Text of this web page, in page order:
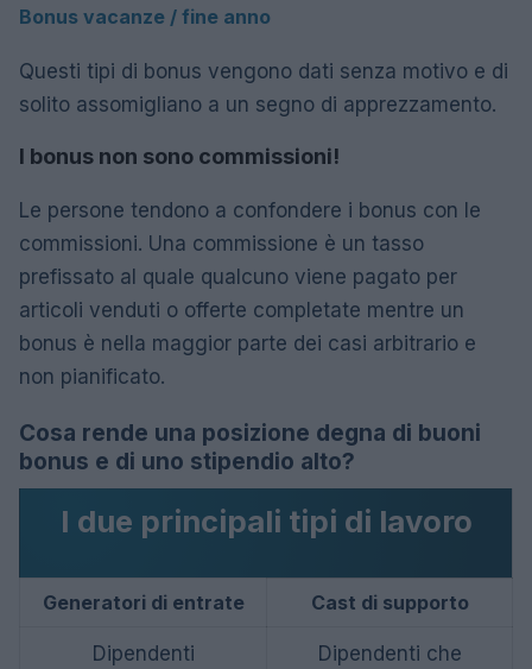
Bonus vacanze / fine anno
Questi tipi di bonus vengono dati senza motivo e di
solito assomigliano a un segno di apprezzamento.
I bonus non sono commissioni!
Le persone tendono a confondere i bonus con le
commissioni. Una commissione è un tasso
prefissato al quale qualcuno viene pagato per
articoli venduti o offerte completate mentre un
bonus è nella maggior parte dei casi arbitrario e
non pianificato.
Cosa rende una posizione degna di buoni
bonus e di uno stipendio alto?
I due principali tipi di lavoro
Generatori di entrate Cast di supporto
Dipendenti
Dipendenti che